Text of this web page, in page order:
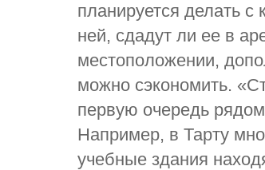
планируется делать с
ней, сдадут ли ее в
местоположении,
можно сэкономить.
первую очередь
Например, в Тарту
учебные здания